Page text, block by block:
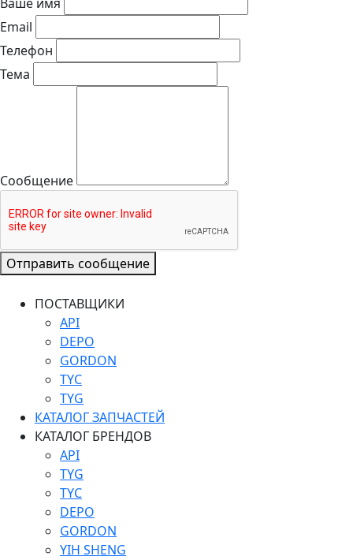
Email
Телефон
Тема
Сообщение
Отправить сообщение
ПОСТАВЩИКИ
API
DEPO
GORDON
TYC
TYG
КАТАЛОГ ЗАПЧАСТЕЙ
КАТАЛОГ БРЕНДОВ
API
TYG
TYC
DEPO
GORDON
YIH SHENG